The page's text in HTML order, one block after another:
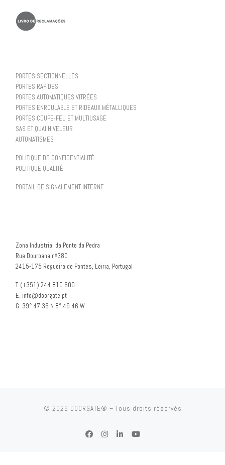
PORTES SECTIONNELLES
PORTES RAPIDES
PORTES AUTOMATIQUES VITRÉES
PORTES ENROULABLE ET RIDEAUX MÉTALLIQUES
PORTES COUPE-FEU ET MULTIUSAGE
SAS ET QUAI NIVELEUR
AUTOMATISMES
POLITIQUE DE CONFIDENTIALITÉ
POLITIQUE QUALITÉ
PORTAIL DE SIGNALEMENT INTERNE
Zona Industrial da Ponte da Pedra
Rua Douroana nº380
2415-175 Regueira de Pontes, Leiria, Portugal
T. (+351) 244 810 600
E. info@doorgate.pt
G. 39° 47 36 N 8° 49 46 W
© 2026 DOORGATE® – Tous droits réservés